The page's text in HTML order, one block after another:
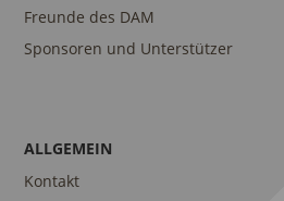
Freunde des DAM
Sponsoren und Unterstützer
ALLGEMEIN
Kontakt